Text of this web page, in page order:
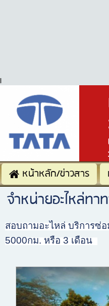
l
หน้าหลัก/ข่าวสาร
จำหน่ายอะไหล่ทา
สอบถามอะไหล่ บริการ
5000กม. หรือ 3 เดือน